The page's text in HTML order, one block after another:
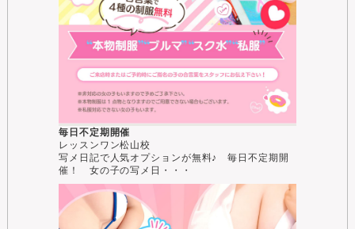
毎日不定期開催
レッスンワン松山校
写メ日記で人気オプションが無料♪ 毎日不定期開
催！ 女の子の写メ日・・・